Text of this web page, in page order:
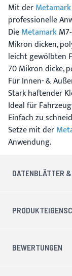
Mit derMetamark
professionelle
DieMetamark
Mikron dicken,
leicht gewölbten
70 Mikron dicke,
Für Innen- &
Stark haftender
Ideal für
Einfach zu
Setze mit der
Anwendung.
DATENBLÄTTER
BEWERTUNGEN